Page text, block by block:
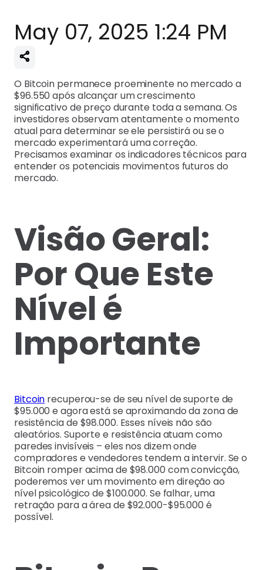
May 07, 2025 1:24 PM
O Bitcoin permanece proeminente no mercado a
$96.550 após alcançar um crescimento
significativo de preço durante toda a semana. Os
investidores observam atentamente o momento
atual para determinar se ele persistirá ou se o
mercado experimentará uma correção.
Precisamos examinar os indicadores técnicos para
entender os potenciais movimentos futuros do
mercado.
Visão Geral:
Por Que Este
Nível é
Importante
Bitcoin recuperou-se de seu nível de suporte de
$95.000 e agora está se aproximando da zona de
resistência de $98.000. Esses níveis não são
aleatórios. Suporte e resistência atuam como
paredes invisíveis – eles nos dizem onde
compradores e vendedores tendem a intervir. Se o
Bitcoin romper acima de $98.000 com convicção,
poderemos ver um movimento em direção ao
nível psicológico de $100.000. Se falhar, uma
retração para a área de $92.000-$95.000 é
possível.